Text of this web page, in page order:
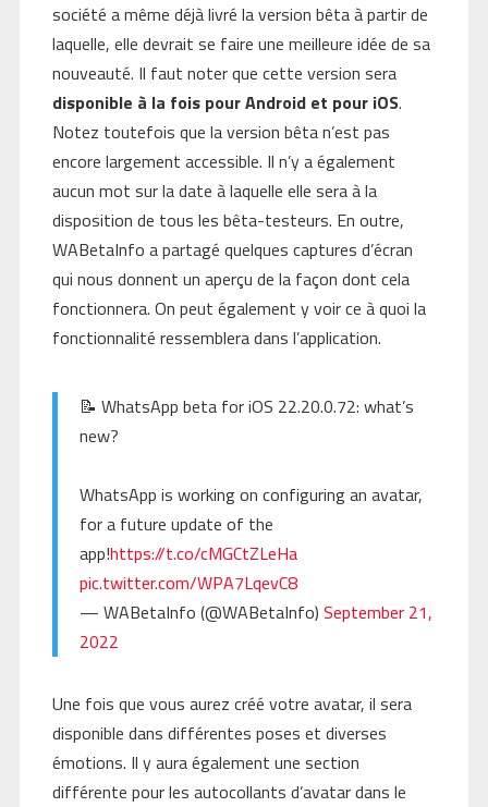
société a même déjà livré la version bêta à partir de
laquelle, elle devrait se faire une meilleure idée de sa
nouveauté. Il faut noter que cette version sera
disponible à la fois pour Android et pour iOS.
Notez toutefois que la version bêta n’est pas
encore largement accessible. Il n’y a également
aucun mot sur la date à laquelle elle sera à la
disposition de tous les bêta-testeurs. En outre,
WABetaInfo a partagé quelques captures d’écran
qui nous donnent un aperçu de la façon dont cela
fonctionnera. On peut également y voir ce à quoi la
fonctionnalité ressemblera dans l’application.
📝 WhatsApp beta for iOS 22.20.0.72: what’s
new?
WhatsApp is working on configuring an avatar,
for a future update of the
app!https://t.co/cMGCtZLeHa
pic.twitter.com/WPA7LqevC8
— WABetaInfo (@WABetaInfo) September 21,
2022
Une fois que vous aurez créé votre avatar, il sera
disponible dans différentes poses et diverses
émotions. Il y aura également une section
différente pour les autocollants d’avatar dans le